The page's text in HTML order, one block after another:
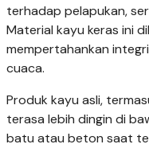
terhadap pelapukan,
Material kayu keras ini
mempertahankan
cuaca.
Produk kayu asli,
terasa lebih dingin di
batu atau beton saat